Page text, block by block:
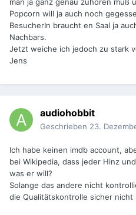
man ja ganz genau zuhören muß
Popcorn will ja auch noch
BesucherIn braucht en Saal ja
Nachbars.
Jetzt weiche ich jedoch zu stark
Jens
audiohobbit
Geschrieben 23.
Ich habe keinen imdb account,
bei Wikipedia, dass jeder Hinz
was er will?
Solange das andere nicht
die Qualitätskontrolle sicher nicht